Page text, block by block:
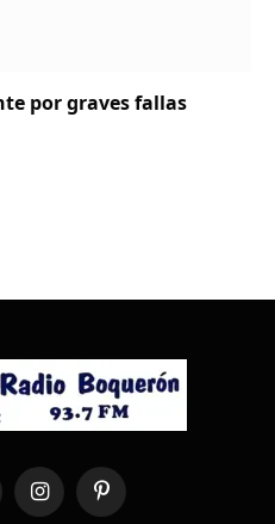
por graves fallas
InstagramPinterest